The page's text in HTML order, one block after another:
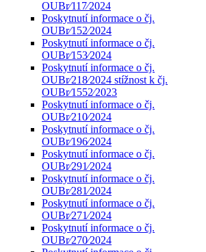
OUBr⁄117⁄2024
Poskytnutí informace o čj.
OUBr⁄152⁄2024
Poskytnutí informace o čj.
OUBr⁄153⁄2024
Poskytnutí informace o čj.
OUBr⁄218⁄2024 stížnost k čj.
OUBr⁄1552⁄2023
Poskytnutí informace o čj.
OUBr⁄210⁄2024
Poskytnutí informace o čj.
OUBr⁄196⁄2024
Poskytnutí informace o čj.
OUBr⁄291⁄2024
Poskytnutí informace o čj.
OUBr⁄281⁄2024
Poskytnutí informace o čj.
OUBr⁄271⁄2024
Poskytnutí informace o čj.
OUBr⁄270⁄2024